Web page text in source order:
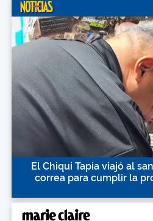
El Chiqui Tapia viajó al
correa para cumplir la